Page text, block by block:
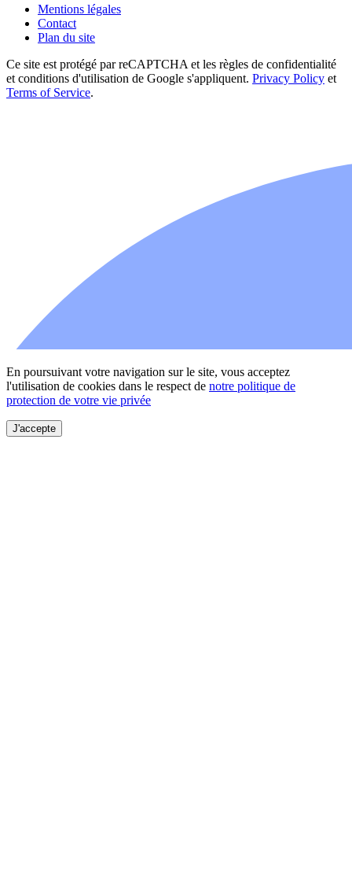
Mentions légales
Contact
Plan du site
Ce site est protégé par reCAPTCHA et les règles de confidentialité
et conditions d'utilisation de Google s'appliquent. Privacy Policy et
Terms of Service.
En poursuivant votre navigation sur le site, vous acceptez
l'utilisation de cookies dans le respect de notre politique de
protection de votre vie privée
J'accepte